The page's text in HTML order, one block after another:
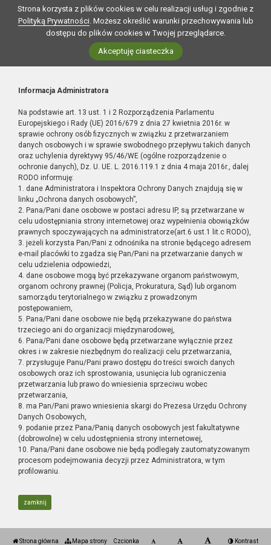
Strona korzysta z plików cookies w celu realizacji usług i zgodnie z
Polityką Prywatności. Możesz określić warunki przechowywania lub
dostępu do plików cookies w Twojej przeglądarce.
Akceptuję ciasteczka
Informacja Administratora
Na podstawie art. 13 ust. 1 i 2 Rozporządzenia Parlamentu
Europejskiego i Rady (UE) 2016/679 z dnia 27 kwietnia 2016r. w
sprawie ochrony osób fizycznych w związku z przetwarzaniem
danych osobowych i w sprawie swobodnego przepływu takich danych
oraz uchylenia dyrektywy 95/46/WE (ogólne rozporządzenie o
ochronie danych), Dz. U. UE. L. 2016.119.1 z dnia 4 maja 2016r., dalej
RODO informuję:
1. dane Administratora i Inspektora Ochrony Danych znajdują się w
linku „Ochrona danych osobowych”,
2. Pana/Pani dane osobowe w postaci adresu IP, są przetwarzane w
celu udostępniania strony internetowej oraz wypełnienia obowiązków
prawnych spoczywających na administratorze(art.6 ust.1 lit.c RODO),
3. jeżeli korzysta Pan/Pani z odnośnika na stronie będącego adresem
e-mail placówki to zgadza się Pan/Pani na przetwarzanie danych w
celu udzielenia odpowiedzi,
4. dane osobowe mogą być przekazywane organom państwowym,
organom ochrony prawnej (Policja, Prokuratura, Sąd) lub organom
samorządu terytorialnego w związku z prowadzonym
postępowaniem,
5. Pana/Pani dane osobowe nie będą przekazywane do państwa
trzeciego ani do organizacji międzynarodowej,
6. Pana/Pani dane osobowe będą przetwarzane wyłącznie przez
okres i w zakresie niezbędnym do realizacji celu przetwarzania,
7. przysługuje Panu/Pani prawo dostępu do treści swoich danych
osobowych oraz ich sprostowania, usunięcia lub ograniczenia
przetwarzania lub prawo do wniesienia sprzeciwu wobec
przetwarzania,
8. ma Pan/Pani prawo wniesienia skargi do Prezesa Urzędu Ochrony
Danych Osobowych,
9. podanie przez Pana/Panią danych osobowych jest fakultatywne
(dobrowolne) w celu udostępnienia strony internetowej,
10. Pana/Pani dane osobowe nie będą podlegały zautomatyzowanym
procesom podejmowania decyzji przez Administratora, w tym
profilowaniu.
zamknij
Strona główna Mapa strony Czcionka Kontrast